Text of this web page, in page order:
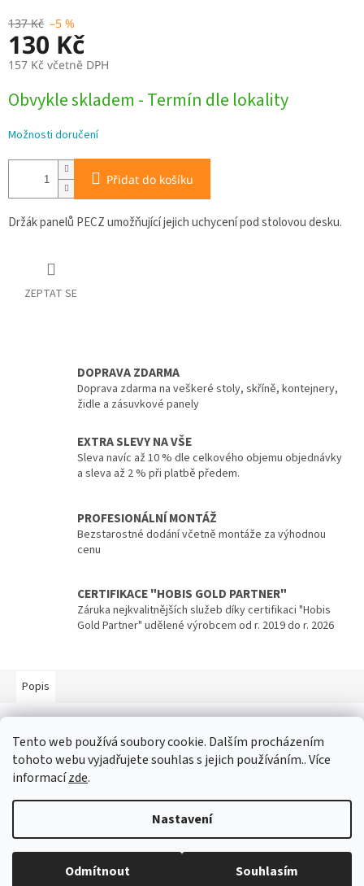
Tento web používá soubory cookie. Dalším procházením
tohoto webu vyjadřujete souhlas s jejich používáním.. Více
informacízde.
Nastavení
Odmítnout Souhlasím
A
137 Kč –5 %
130 Kč
157 Kč včetně DPH
cena:
Obvykle skladem - Termín dle lokality
Možnosti doručení
Přidat do košíku
Držák panelů PECZ umožňující jejich uchycení pod stolovou desku.
ZEPTAT SE
DOPRAVA ZDARMA
Doprava zdarma na veškeré stoly, skříně, kontejnery,
židle a zásuvkové panely
EXTRA SLEVY NA VŠE
Sleva navíc až 10 % dle celkového objemu objednávky
a sleva až 2 % při platbě předem.
PROFESIONÁLNÍ MONTÁŽ
Bezstarostné dodání včetně montáže za výhodnou
cenu
CERTIFIKACE "HOBIS GOLD PARTNER"
Záruka nejkvalitnějších služeb díky certifikaci "Hobis
Gold Partner" udělené výrobcem od r. 2019 do r. 2026
Popis
Vytvořil Shoptet
Copyright 2026Hobis-Expert.cz . Všechna práva vyhrazena.